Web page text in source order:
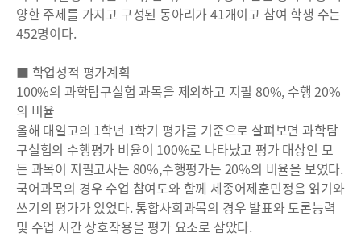
양한 주제를 가지고 구성된 동아리가 41개이고 참여 학생 수는
452명이다.
■ 학업성적 평가계획
100%의 과학탐구실험 과목을 제외하고 지필 80%, 수행 20%
의 비율
올해 대일고의 1학년 1학기 평가를 기준으로 살펴보면 과학탐
구실험의 수행평가 비율이 100%로 나타났고 평가 대상인 모
든 과목이 지필고사는 80%,수행평가는 20%의 비율을 보였다.
국어과목의 경우 수업 참여도와 함께 세종어제훈민정음 읽기와
쓰기의 평가가 있었다. 통합사회과목의 경우 발표와 토론능력
및 수업 시간 상호작용을 평가 요소로 삼았다.